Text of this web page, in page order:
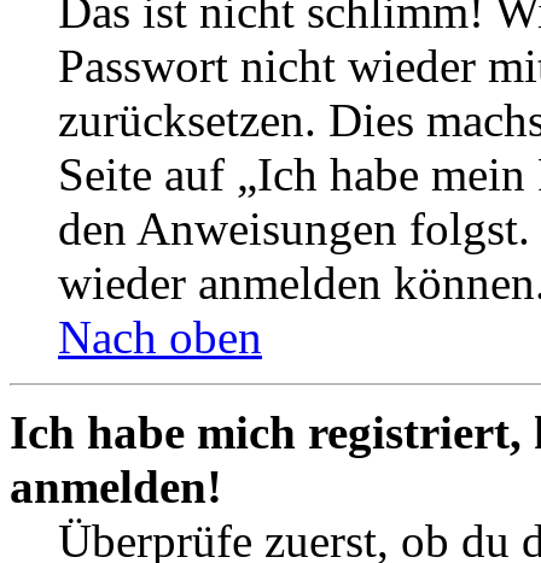
Das ist nicht schlimm!
Passwort nicht wieder
zurücksetzen. Dies
Seite auf „Ich habe
den Anweisungen
wieder anmelden
Nach oben
Ich habe mich
anmelden!
Überprüfe zuerst, ob du